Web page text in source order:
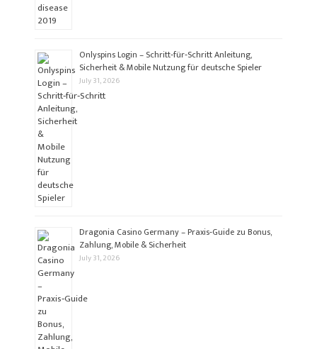
Onlyspins Login – Schritt‑für‑Schritt Anleitung,
Sicherheit & Mobile Nutzung für deutsche Spieler
July 31, 2026
Dragonia Casino Germany – Praxis‑Guide zu Bonus,
Zahlung, Mobile & Sicherheit
July 31, 2026